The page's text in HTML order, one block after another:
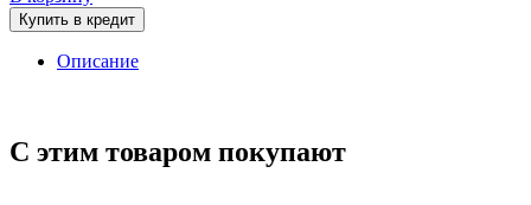
Купить в кредит
Описание
С этим товаром покупают